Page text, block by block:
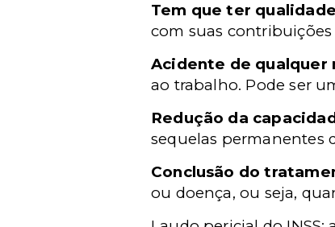
Tem que ter
com suas
Acidente de qualquer
ao trabalho. Pode ser
Redução da
sequelas permanentes
Conclusão do
ou doença, ou seja,